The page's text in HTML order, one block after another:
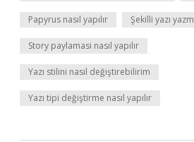
Papyrus nasıl yapılır Şekilli yazı
Story paylamasi nasıl yapılır
Yazı stilini nasıl değiştirebilirim
Yazı tipi değiştirme nasıl yapılır